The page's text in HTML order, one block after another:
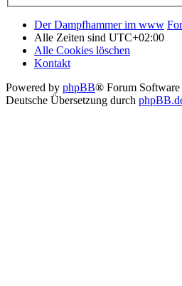
Der Dampfhammer im www
Alle Zeiten sind UTC+02:00
Alle Cookies löschen
Kontakt
Powered by phpBB® Forum
Deutsche Übersetzung durch